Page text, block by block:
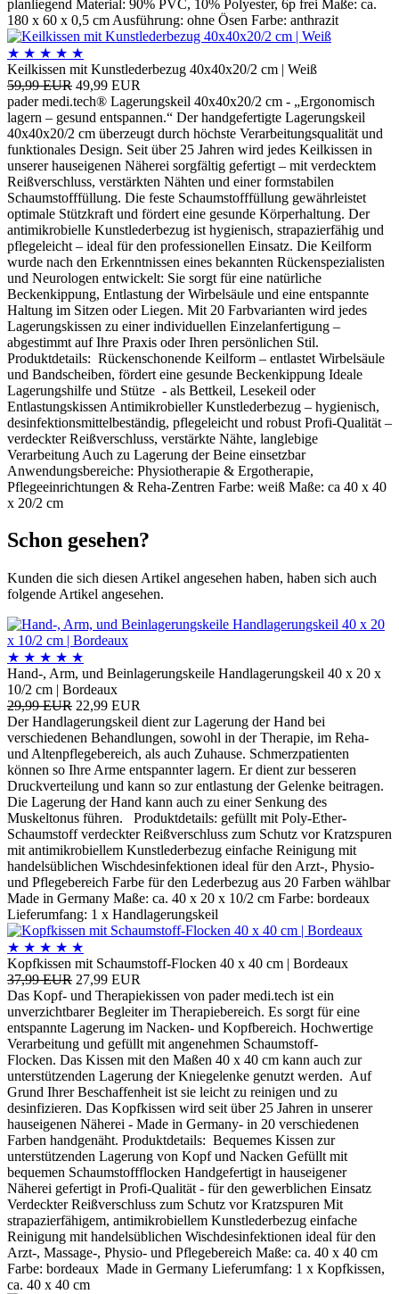
planliegend Material: 90% PVC, 10% Polyester, 6p frei Maße: ca.
180 x 60 x 0,5 cm Ausführung: ohne Ösen Farbe: anthrazit
★ ★ ★ ★ ★
Keilkissen mit Kunstlederbezug 40x40x20/2 cm | Weiß
59,99 EUR 49,99 EUR
pader medi.tech® Lagerungskeil 40x40x20/2 cm - „Ergonomisch
lagern – gesund entspannen.“ Der handgefertigte Lagerungskeil
40x40x20/2 cm überzeugt durch höchste Verarbeitungsqualität und
funktionales Design. Seit über 25 Jahren wird jedes Keilkissen in
unserer hauseigenen Näherei sorgfältig gefertigt – mit verdecktem
Reißverschluss, verstärkten Nähten und einer formstabilen
Schaumstofffüllung. Die feste Schaumstofffüllung gewährleistet
optimale Stützkraft und fördert eine gesunde Körperhaltung. Der
antimikrobielle Kunstlederbezug ist hygienisch, strapazierfähig und
pflegeleicht – ideal für den professionellen Einsatz. Die Keilform
wurde nach den Erkenntnissen eines bekannten Rückenspezialisten
und Neurologen entwickelt: Sie sorgt für eine natürliche
Beckenkippung, Entlastung der Wirbelsäule und eine entspannte
Haltung im Sitzen oder Liegen. Mit 20 Farbvarianten wird jedes
Lagerungskissen zu einer individuellen Einzelanfertigung –
abgestimmt auf Ihre Praxis oder Ihren persönlichen Stil.
Produktdetails: Rückenschonende Keilform – entlastet Wirbelsäule
und Bandscheiben, fördert eine gesunde Beckenkippung Ideale
Lagerungshilfe und Stütze - als Bettkeil, Lesekeil oder
Entlastungskissen Antimikrobieller Kunstlederbezug – hygienisch,
desinfektionsmittelbeständig, pflegeleicht und robust Profi-Qualität –
verdeckter Reißverschluss, verstärkte Nähte, langlebige
Verarbeitung Auch zu Lagerung der Beine einsetzbar
Anwendungsbereiche: Physiotherapie & Ergotherapie,
Pflegeeinrichtungen & Reha-Zentren Farbe: weiß Maße: ca 40 x 40
x 20/2 cm
Schon gesehen?
Kunden die sich diesen Artikel angesehen haben, haben sich auch
folgende Artikel angesehen.
★ ★ ★ ★ ★
Hand-, Arm, und Beinlagerungskeile Handlagerungskeil 40 x 20 x
10/2 cm | Bordeaux
29,99 EUR 22,99 EUR
Der Handlagerungskeil dient zur Lagerung der Hand bei
verschiedenen Behandlungen, sowohl in der Therapie, im Reha-
und Altenpflegebereich, als auch Zuhause. Schmerzpatienten
können so Ihre Arme entspannter lagern. Er dient zur besseren
Druckverteilung und kann so zur entlastung der Gelenke beitragen.
Die Lagerung der Hand kann auch zu einer Senkung des
Muskeltonus führen. Produktdetails: gefüllt mit Poly-Ether-
Schaumstoff verdeckter Reißverschluss zum Schutz vor Kratzspuren
mit antimikrobiellem Kunstlederbezug einfache Reinigung mit
handelsüblichen Wischdesinfektionen ideal für den Arzt-, Physio-
und Pflegebereich Farbe für den Lederbezug aus 20 Farben wählbar
Made in Germany Maße: ca. 40 x 20 x 10/2 cm Farbe: bordeaux
Lieferumfang: 1 x Handlagerungskeil
★ ★ ★ ★ ★
Kopfkissen mit Schaumstoff-Flocken 40 x 40 cm | Bordeaux
37,99 EUR 27,99 EUR
Das Kopf- und Therapiekissen von pader medi.tech ist ein
unverzichtbarer Begleiter im Therapiebereich. Es sorgt für eine
entspannte Lagerung im Nacken- und Kopfbereich. Hochwertige
Verarbeitung und gefüllt mit angenehmen Schaumstoff-
Flocken. Das Kissen mit den Maßen 40 x 40 cm kann auch zur
unterstützenden Lagerung der Kniegelenke genutzt werden. Auf
Grund Ihrer Beschaffenheit ist sie leicht zu reinigen und zu
desinfizieren. Das Kopfkissen wird seit über 25 Jahren in unserer
hauseigenen Näherei - Made in Germany- in 20 verschiedenen
Farben handgenäht. Produktdetails: Bequemes Kissen zur
unterstützenden Lagerung von Kopf und Nacken Gefüllt mit
bequemen Schaumstoffflocken Handgefertigt in hauseigener
Näherei gefertigt in Profi-Qualität - für den gewerblichen Einsatz
Verdeckter Reißverschluss zum Schutz vor Kratzspuren Mit
strapazierfähigem, antimikrobiellem Kunstlederbezug einfache
Reinigung mit handelsüblichen Wischdesinfektionen ideal für den
Arzt-, Massage-, Physio- und Pflegebereich Maße: ca. 40 x 40 cm
Farbe: bordeaux Made in Germany Lieferumfang: 1 x Kopfkissen,
ca. 40 x 40 cm